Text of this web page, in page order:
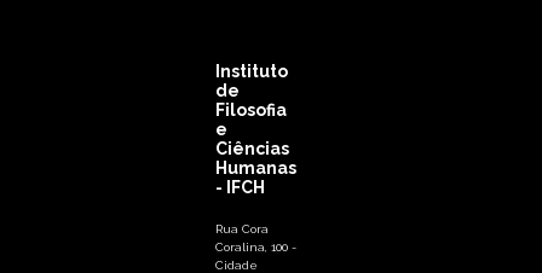
Instituto
de
Filosofia
e
Ciências
Humanas
- IFCH
Rua Cora
Coralina, 100 -
Cidade